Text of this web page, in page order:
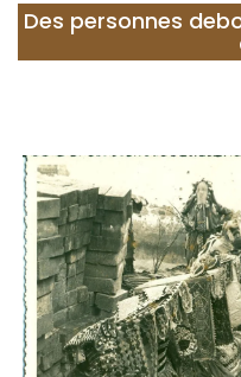
Des personnes